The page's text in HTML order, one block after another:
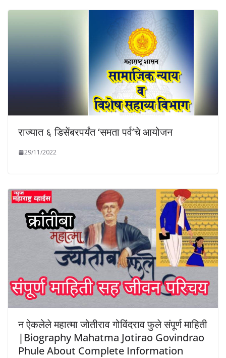
राज्यात ६ डिसेंबरपर्यंत ‘समता पर्व’चे आयोजन
29/11/2022
न ऐकलेले महात्मा जोतीराव गोविंदराव फुले संपूर्ण माहिती
|Biography Mahatma Jotirao Govindrao
Phule About Complete Information